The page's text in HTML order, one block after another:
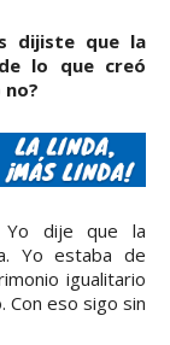
dijiste que la
lo que creó
Yo dije que la
Yo estaba de
igualitario
Con eso sigo sin